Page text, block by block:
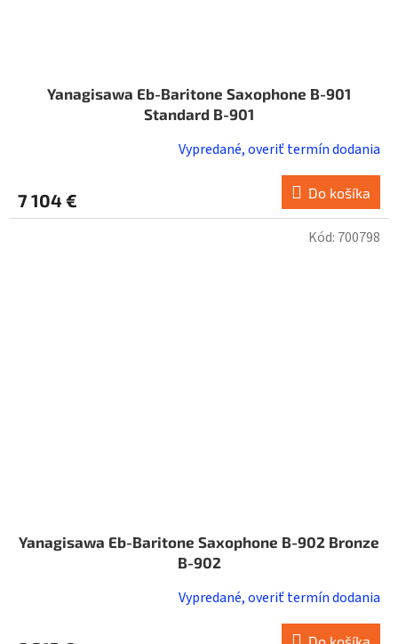
Yanagisawa Eb-Baritone Saxophone B-901
Standard B-901
Vypredané, overiť termín dodania
7 104 € Do košíka
Yanagisawa Eb-Baritone Saxophone B-902 Bronze
B-902
Vypredané, overiť termín dodania
Kód: 700798